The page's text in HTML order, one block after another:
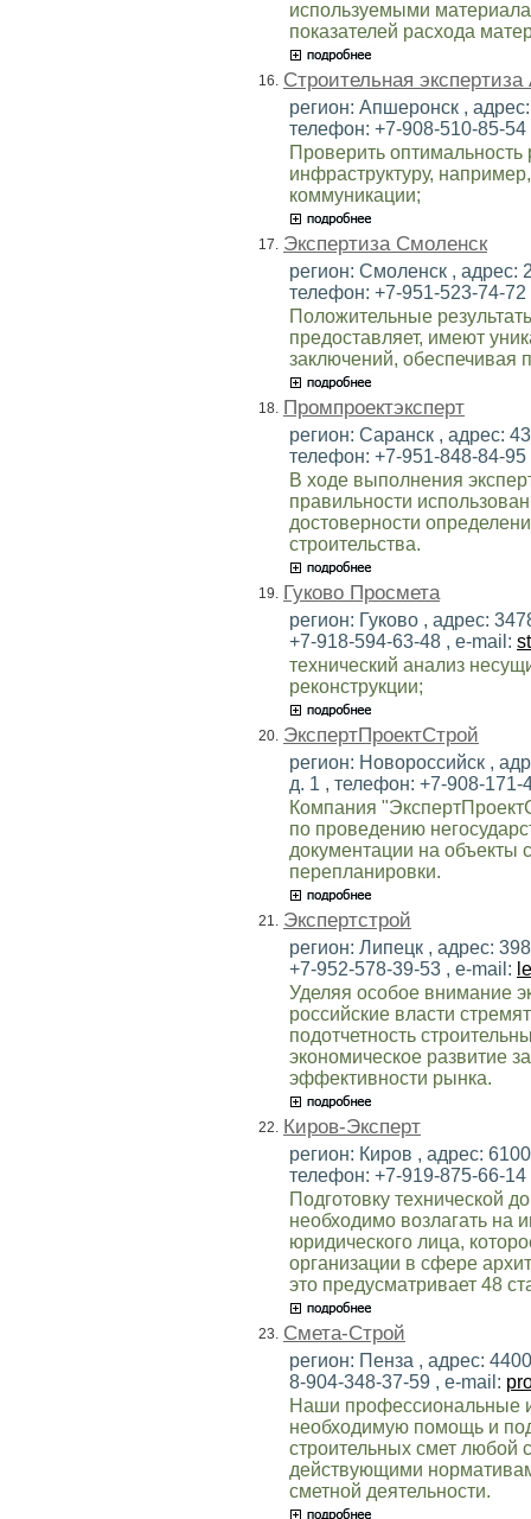
используемыми
показателей расхода
16. Строительная
регион: Апшеронск ,
телефон: +7-908-510-85-
Проверить
инфраструктуру,
коммуникации;
17. Экспертиза Смоленск
регион: Смоленск , адрес:
телефон: +7-951-523-74-
Положительные
предоставляет, имеют
заключений, обеспечивая
18. Промпроектэксперт
регион: Саранск , адрес:
телефон: +7-951-848-84-
В ходе выполнения
правильности
достоверности
строительства.
19. Гуково Просмета
регион: Гуково , адрес:
+7-918-594-63-48 , e-mail:
технический анализ
реконструкции;
20. ЭкспертПроектСтрой
регион: Новороссийск ,
д. 1 , телефон: +7-908-
Компания
по проведению
документации на объекты
перепланировки.
21. Экспертстрой
регион: Липецк , адрес:
+7-952-578-39-53 , e-mail:
Уделяя особое внимание
российские власти
подотчетность
экономическое развитие
эффективности рынка.
22. Киров-Эксперт
регион: Киров , адрес:
телефон: +7-919-875-66-
Подготовку технической
необходимо возлагать на
юридического лица,
организации в сфере
это предусматривает 48
23. Смета-Строй
регион: Пенза , адрес:
8-904-348-37-59 , e-mail:
Наши профессиональные
необходимую помощь и
строительных смет любой
действующими
сметной деятельности.